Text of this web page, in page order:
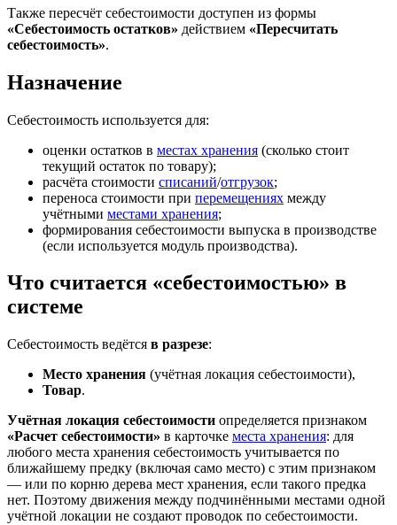
Также пересчёт себестоимости доступен из формы
«Себестоимость остатков» действием «Пересчитать
себестоимость».
Назначение
Себестоимость используется для:
оценки остатков в местах хранения (сколько стоит
текущий остаток по товару);
расчёта стоимости списаний/отгрузок;
переноса стоимости при перемещениях между
учётными местами хранения;
формирования себестоимости выпуска в производстве
(если используется модуль производства).
Что считается «себестоимостью» в
системе
Себестоимость ведётся в разрезе:
Место хранения (учётная локация себестоимости),
Товар.
Учётная локация себестоимости определяется признаком
«Расчет себестоимости» в карточке места хранения: для
любого места хранения себестоимость учитывается по
ближайшему предку (включая само место) с этим признаком
— или по корню дерева мест хранения, если такого предка
нет. Поэтому движения между подчинёнными местами одной
учётной локации не создают проводок по себестоимости.